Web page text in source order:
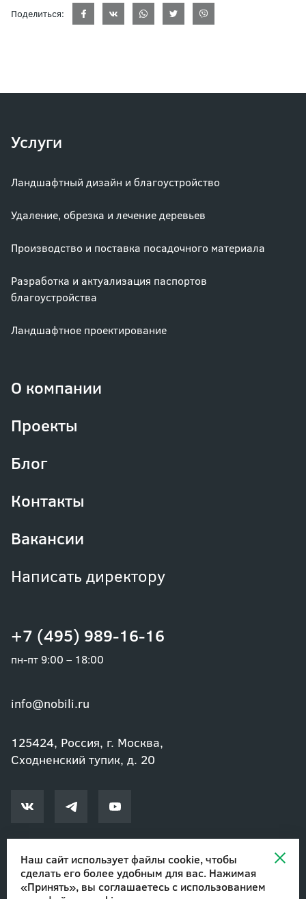
Наш сайт использует файлы cookie, чтобы
сделать его более удобным для вас. Нажимая
«Принять», вы соглашаетесь с использованием
Поделиться:
+7 (495) 989-16-16
пн-пт 9:00 – 18:00
info@nobili.ru
125424, Россия, г. Москва,
Сходненский тупик, д. 20
Услуги
Ландшафтный дизайн и благоустройство
Удаление, обрезка и лечение деревьев
Производство и поставка посадочного материала
Разработка и актуализация паспортов
благоустройства
Ландшафтное проектирование
О компании
Проекты
Блог
Контакты
Вакансии
Написать директору
© 2002-2026 Озеленение и благоустройство. ООО "Нобили"
Авторские права